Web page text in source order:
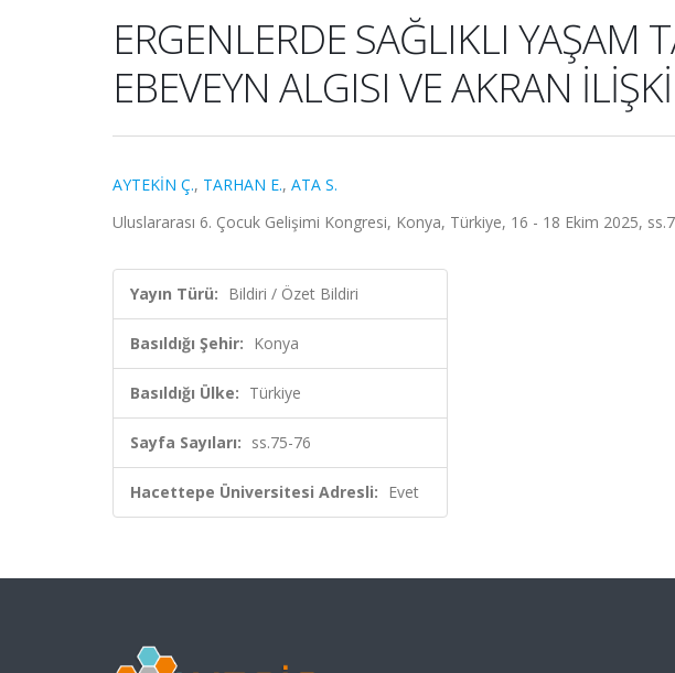
ERGENLERDE SAĞLIKLI YAŞAM
EBEVEYN ALGISI VE AKRAN
AYTEKİN Ç., TARHAN E., ATA S.
Uluslararası 6. Çocuk Gelişimi Kongresi, Konya, Türkiye, 16 - 18 Ekim 2025,
Yayın Türü: Bildiri / Özet Bildiri
Basıldığı Şehir: Konya
Basıldığı Ülke: Türkiye
Sayfa Sayıları: ss.75-76
Hacettepe Üniversitesi Adresli: Evet